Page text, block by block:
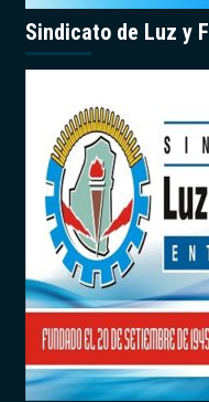
Sindicato de Luz y